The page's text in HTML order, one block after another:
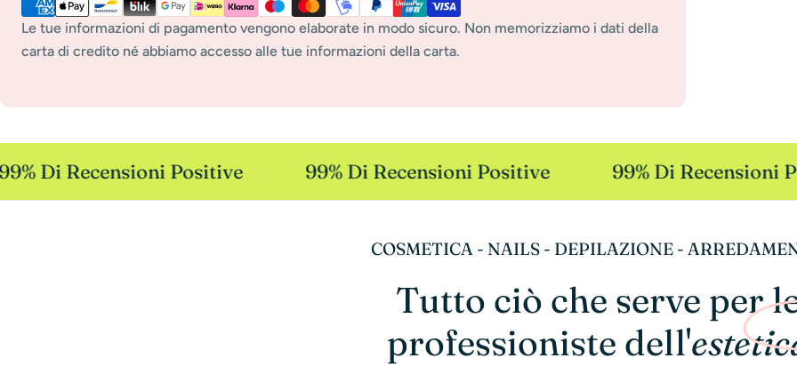
pagamento
Le tue informazioni di pagamento vengono elaborate in modo sicuro. Non memorizziamo i dati della
carta di credito né abbiamo accesso alle tue informazioni della carta.
Di Recensioni Positive 99% Di Recensioni Positive 99% Di Recensioni
COSMETICA - NAILS - DEPILAZIONE -
Tutto ciò che serve per
professioniste dell'